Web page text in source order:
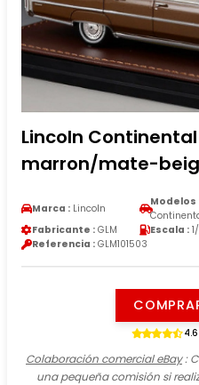
Lincoln
marron/mate-
Marca : Lincoln
Modelos
Fabricante : GLM Escala :
Referencia : GLM101503
Colaboración comercial eBay:
una pequeña comisión si